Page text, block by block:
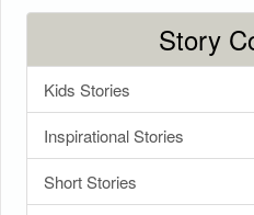
Story
Kids Stories
Inspirational Stories
Short Stories